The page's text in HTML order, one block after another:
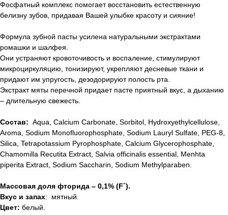
Фосфатный комплекс помогает восстановить естественную
белизну зубов, придавая Вашей улыбке красоту и сияние!
Формула зубной пасты усилена натуральными экстрактами
ромашки и шалфея.
Они устраняют кровоточивость и воспаление, стимулируют
микроциркуляцию, тонизируют, укрепляют десневые ткани и
придают им упругость, дезодорируют полость рта.
Экстракт мяты перечной придает пасте приятный вкус, а дыханию
– длительную свежесть.
Состав: Aqua, Calcium Carbonate, Sorbitol, Hydroxyethylcellulose,
Aroma, Sodium Monofluorophosphate, Sodium Lauryl Sulfate, PEG-8,
Silica, Tetrapotassium Pyrophosphate, Calcium Glycerophosphate,
Chamomilla Recutita Extract, Salvia officinalis essential, Menhta
piperita Extract, Sodium Saccharin, Sodium Methylparaben.
Массовая доля фторида – 0,1% (Fˉ).
Вкус и запах: мятный.
Цвет: белый.